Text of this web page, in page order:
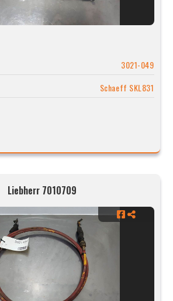
3021-049
Schaeff SKL831
Liebherr 7010709